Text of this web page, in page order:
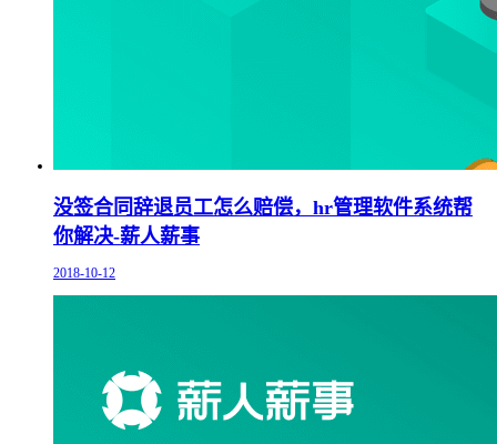
没签合同辞退员工怎么赔偿，hr管理软件系统帮
你解决-薪人薪事
2018-10-12